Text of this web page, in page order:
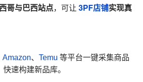
哥与巴西站点，可让 3PF店铺实现真
Amazon、 Temu 等平台一键采集商品
速构建新品库。